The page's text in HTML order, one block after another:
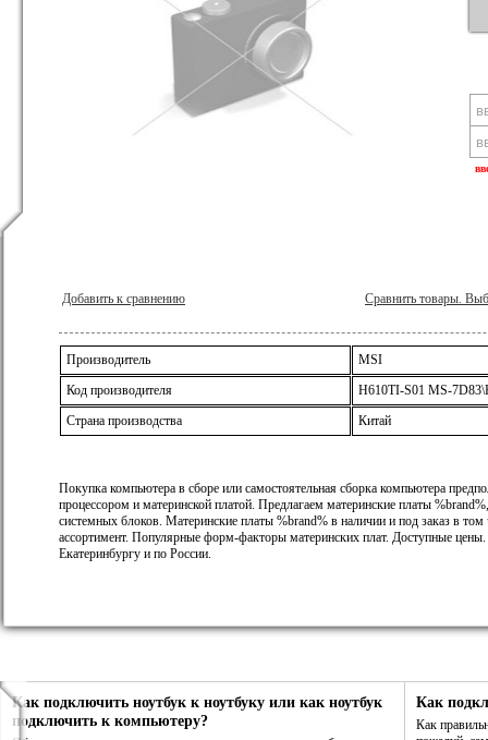
Добавить к сравнению Сравнить товары.
Производитель
MSI
Код производителя
H610TI-S01 MS-
Страна производства
Китай
Покупка компьютера в сборе или самостоятельная сборка компьютера
процессором и материнской платой. Предлагаем материнские платы
системных блоков. Материнские платы %brand% в наличии и под заказ в
ассортимент. Популярные форм-факторы материнских плат. Доступные
Екатеринбургу и по России.
Как подключить ноутбук к ноутбуку или как ноутбук
подключить к компьютеру?
Как
Как